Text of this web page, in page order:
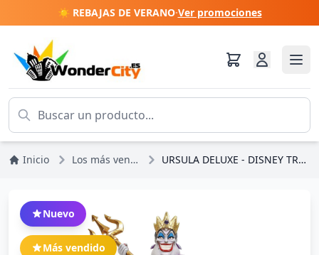
☀️ REBAJAS DE VERANO·Ver promociones
Inicio Los más vendidos URSULA DELUXE - DISNEY TRADITIONS
Nuevo
Más vendido